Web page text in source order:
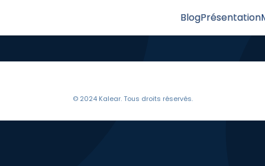
BlogPrésentation
© 2024 Kalear. Tous droits réservés.